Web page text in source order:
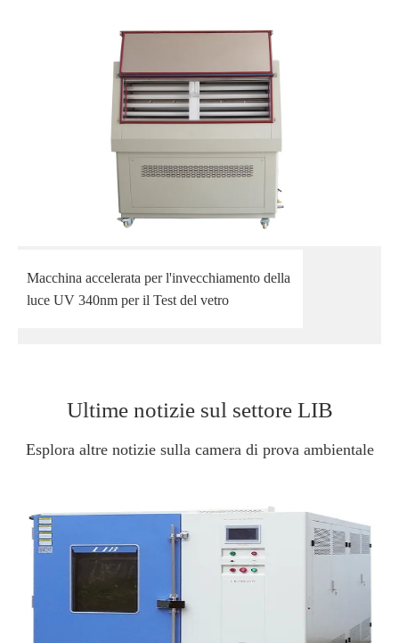
Macchina accelerata per l'invecchiamento della
luce UV 340nm per il Test del vetro
Ultime notizie sul settore LIB
Esplora altre notizie sulla camera di prova ambientale